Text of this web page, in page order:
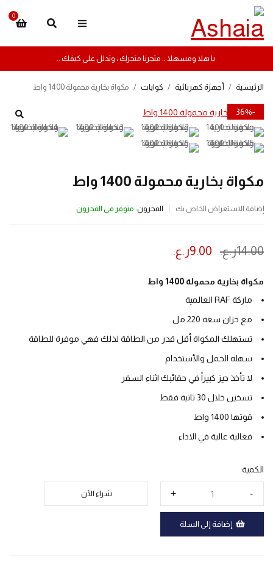
0
يا هلا ومسهلا .. متجرنا متجرك ، وتدلل على كيفك ..
الرئيسية / أجهزة كهربائية / كوايات / مكواة بخارية محمولة 1400 واط
-36%
مكواة بخارية محمولة 1400 واط
إضافة الاستعراض الخاص بك المخزون: متوفر في المخزون
ينتهي العرض بعد :
14.00ر.ع. 9.00ر.ع.
مكواة بخارية محمولة 1400 واط
ماركة RAF العالمية
مع خزان سعة 220 مل
تستهلك المكواة أقل قدر من الطاقة لذلك فهي موفرة للطاقة
سهله الحمل والأستخدام
لا تأخذ حيز كبيراً في حقائبك اثناء السفر
تسخين خلال 30 ثانية فقط
قوتها 1400 واط
فعالية عالية في الاداء
الكمية
إضافة إلى السلة
شراء الآن